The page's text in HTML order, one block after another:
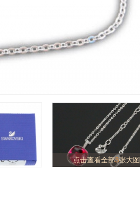
点击查看全部3张大图